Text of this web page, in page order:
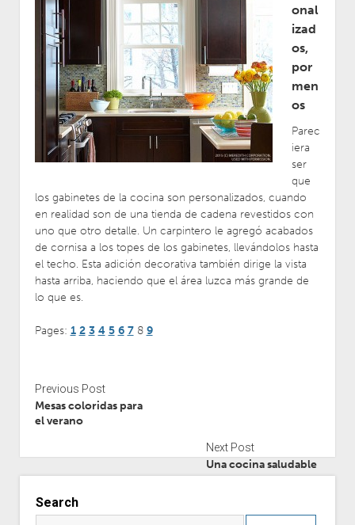
onal
izad
os,
por
men
os
Parec
iera
ser
que
los gabinetes de la cocina son personalizados, cuando
en realidad son de una tienda de cadena revestidos con
uno que otro detalle. Un carpintero le agregó acabados
de cornisa a los topes de los gabinetes, llevándolos hasta
el techo. Esta adición decorativa también dirige la vista
hasta arriba, haciendo que el área luzca más grande de
lo que es.
Pages: 1 2 3 4 5 6 7 8 9
Previous Post
Mesas coloridas para
el verano
Next Post
Una cocina saludable
Search